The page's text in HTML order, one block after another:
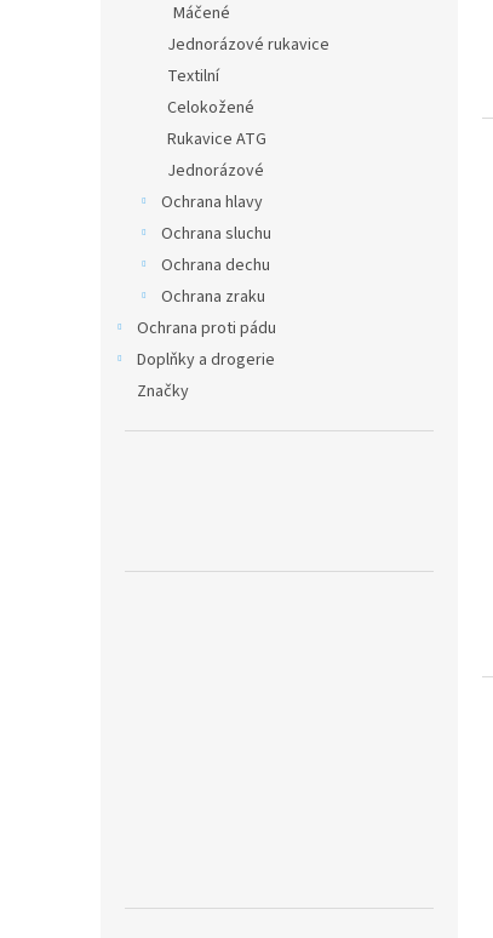
Máčené
Jednorázové rukavice
Textilní
Celokožené
Rukavice ATG
Jednorázové
Ochrana hlavy
Ochrana sluchu
Ochrana dechu
Ochrana zraku
Ochrana proti pádu
Doplňky a drogerie
Značky